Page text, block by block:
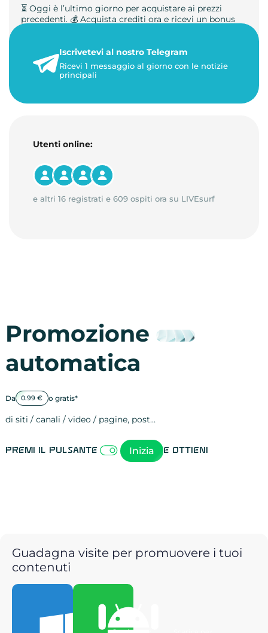
⏳ Oggi è l’ultimo giorno per acquistare ai prezzi
precedenti. 💰 Acquista crediti ora e ricevi un bonus
23 maggio 2026
1 minuto di lettura
Iscrivetevi al nostro Telegram
Ricevi 1 messaggio al giorno con le notizie
principali
Utenti online:
e altri 16 registrati e 609 ospiti ora su LIVEsurf
Promozione
automatica
Da 0.99 € o gratis*
di siti / canali / video / pagine, post…
Premi il pulsante Inizia e ottieni
Guadagna visite per promuovere i tuoi
contenuti